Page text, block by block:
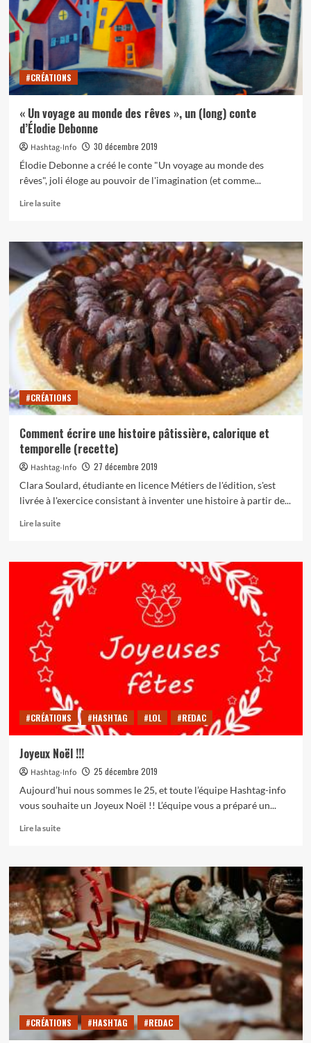
un
conte
Gwenola
Cueff
#CRÉATIONS
« Un voyage au monde des rêves », un (long) conte
d’Élodie Debonne
Hashtag-Info
30 décembre 2019
Élodie Debonne a créé le conte "Un voyage au monde des
rêves", joli éloge au pouvoir de l'imagination (et comme...
Lire la suiteEn
sur
« Un
voyage
au
monde
des
rêves »,
un
(long)
conte
d’Élodie
Debonne
#CRÉATIONS
Comment écrire une histoire pâtissière, calorique et
temporelle (recette)
Hashtag-Info
27 décembre 2019
Clara Soulard, étudiante en licence Métiers de l'édition, s'est
livrée à l'exercice consistant à inventer une histoire à partir de...
Lire la suiteEn
sur
Comment
écrire
une
histoire
#CRÉATIONS #HASHTAG #LOL #REDAC
Joyeux Noël !!!
Hashtag-Info
25 décembre 2019
Aujourd’hui nous sommes le 25, et toute l’équipe Hashtag-info
vous souhaite un Joyeux Noël !! L’équipe vous a préparé un...
Lire la suiteEn
sur
Joyeux
Noël
!!!
#CRÉATIONS #HASHTAG #REDAC